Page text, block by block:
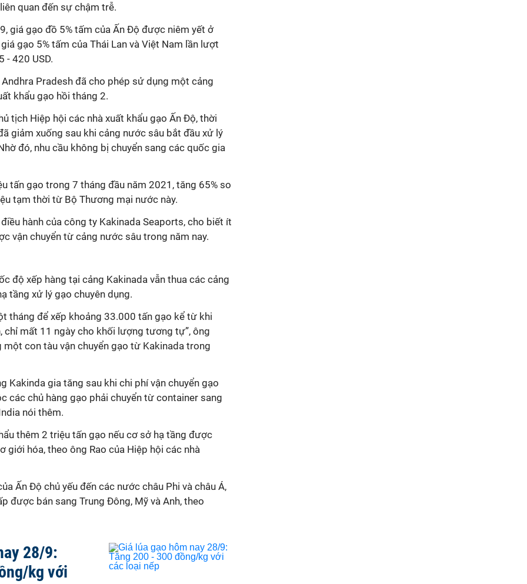
quan đến sự chậm trễ.
giá gạo đồ 5% tấm của Ấn Độ được niêm yết ở
gạo 5% tấm của Thái Lan và Việt Nam lần lượt
- 420 USD.
Pradesh đã cho phép sử dụng một cảng
khẩu gạo hồi tháng 2.
tịch Hiệp hội các nhà xuất khẩu gạo Ấn Độ, thời
giảm xuống sau khi cảng nước sâu bắt đầu xử lý
đó, nhu cầu không bị chuyển sang các quốc gia
tấn gạo trong 7 tháng đầu năm 2021, tăng 65% so
tạm thời từ Bộ Thương mại nước này.
hành của công ty Kakinada Seaports, cho biết ít
vận chuyển từ cảng nước sâu trong năm nay.
độ xếp hàng tại cảng Kakinada vẫn thua các cảng
tầng xử lý gạo chuyên dụng.
tháng để xếp khoảng 33.000 tấn gạo kể từ khi
chỉ mất 11 ngày cho khối lượng tương tự”, ông
một con tàu vận chuyển gạo từ Kakinada trong
Kakinda gia tăng sau khi chi phí vận chuyển gạo
các chủ hàng gạo phải chuyển từ container sang
nói thêm.
thêm 2 triệu tấn gạo nếu cơ sở hạ tầng được
giới hóa, theo ông Rao của Hiệp hội các nhà
Ấn Độ chủ yếu đến các nước châu Phi và châu Á,
được bán sang Trung Đông, Mỹ và Anh, theo
28/9:
kg với